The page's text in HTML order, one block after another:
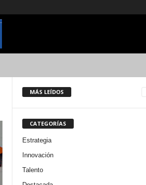
MÁS LEÍDOS
CATEGORÍAS
Estrategia
Innovación
Talento